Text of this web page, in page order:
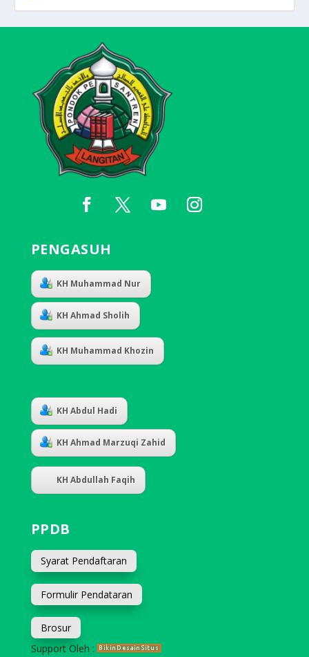
PENGASUH
KH Muhammad Nur
KH Ahmad Sholih
KH Muhammad Khozin
KH Abdul Hadi
KH Ahmad Marzuqi Zahid
KH Abdullah Faqih
PPDB
Syarat Pendaftaran
Formulir Pendataran
Brosur
Support Oleh :